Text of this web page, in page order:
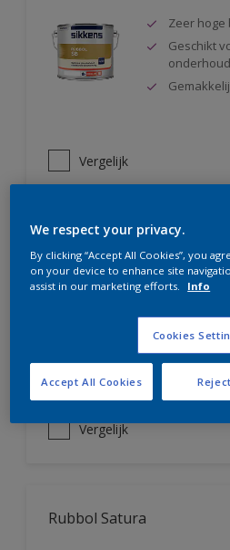
Zeer
Geschikt
onderhoud
Vergelijk
Rubbol AZ
Tot 5 jaar
Zeer
Vergelijk
Rubbol Satura
We respect your privacy.
By clicking “Accept All Cookies”, you
on your device to enhance site
assist in our marketing efforts.
Info
Cookies
Accept All Cookies